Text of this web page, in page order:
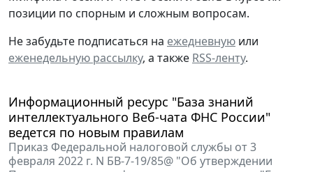
позиции по спорным и сложным вопросам.
Не забудьте подписаться на ежедневную или
еженедельную рассылку, а также RSS-ленту.
Информационный ресурс "База знаний
интеллектуального Веб-чата ФНС России"
ведется по новым правилам
Приказ Федеральной налоговой службы от 3
февраля 2022 г. N БВ-7-19/85@ "Об утверждении